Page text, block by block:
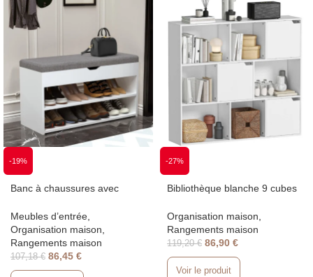
-19%
Banc à chaussures avec
rembourrée 80 cm
Meubles d’entrée
Organisation maison
Rangements maison
107,18€ 86,45 €
-27%
Bibliothèque blanche 9 cubes
moderne, 106 cm
Organisation maison
Rangements maison
119,20€ 86,90 €
Voir le produit